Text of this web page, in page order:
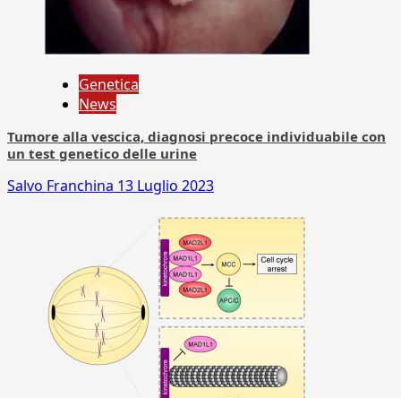
Genetica
News
Tumore alla vescica, diagnosi precoce individuabile con
un test genetico delle urine
Salvo Franchina 13 Luglio 2023